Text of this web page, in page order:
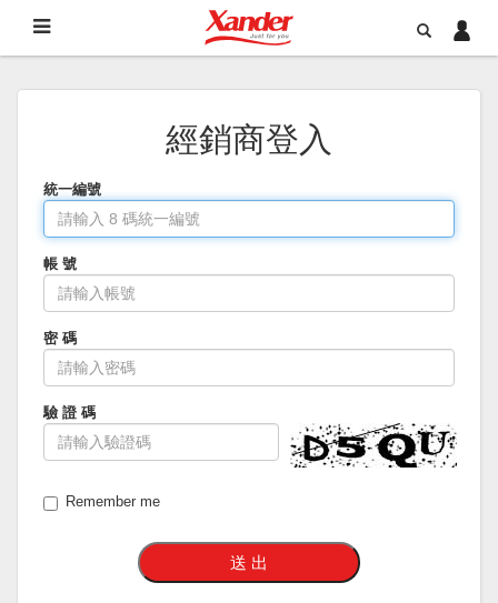
經銷商登入
統一編號
帳 號
密 碼
驗 證 碼
Remember me